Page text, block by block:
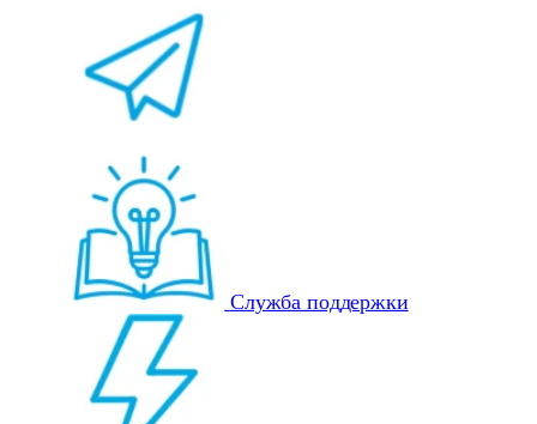
Служба поддержки